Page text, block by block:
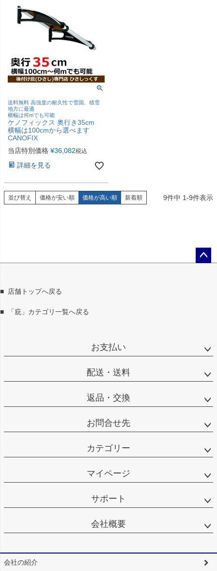
送料無料 高強度の耐久性で雪国、積雪
地方に最適
横幅は何mでも可能
ケノフィックス 奥行き35cm
横幅は100cmから選べます
CANOFIX
当店特別価格 ¥36,082税込
詳細を見る
並び替え 価格が安い順 価格が高い順 新着順 9件中 1-9件表示
■ 店舗トップへ戻る
■ 「庇」カテゴリ一覧へ戻る
お支払い
配送・送料
返品・交換
お問合せ先
カテゴリー
マイページ
サポート
会社概要
会社の紹介